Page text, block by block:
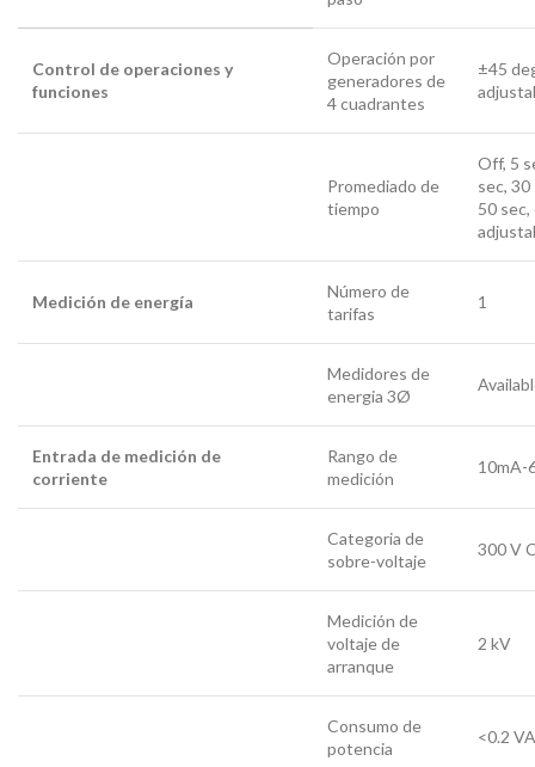
Control de operaciones y
funciones
Operación por
generadores de
4 cuadrantes
±45
Promediado de
tiempo
Off, 5
sec, 30
50 sec,
Medición de energía
Número de
tarifas
1
Medidores de
energia 3Ø
Entrada de medición de
corriente
Rango de
medición
10mA-
Categoria de
sobre-voltaje
300 V
Medición de
voltaje de
arranque
2 kV
Consumo de
potencia
<0.2 VA